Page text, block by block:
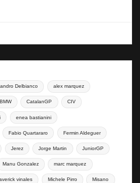
Delbianco alex marquez
BMW CatalanGP CIV
enea bastianini
Fabio Quartararo Fermin Aldeguer
Jerez Jorge Martin JuniorGP
Manu Gonzalez marc marquez
vinales Michele Pirro Misano